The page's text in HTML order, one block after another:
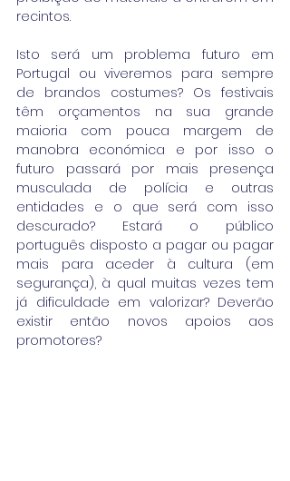
recintos.
Isto será um problema futuro em
Portugal ou viveremos para sempre
de brandos costumes? Os festivais
têm orçamentos na sua grande
maioria com pouca margem de
manobra económica e por isso o
futuro passará por mais presença
musculada de polícia e outras
entidades e o que será com isso
descurado? Estará o público
português disposto a pagar ou pagar
mais para aceder à cultura (em
segurança), à qual muitas vezes tem
já dificuldade em valorizar? Deverão
existir então novos apoios aos
promotores?